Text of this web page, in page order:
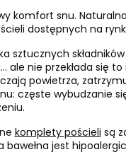
komfort snu.
dostępnych na
sztucznych
ale nie przekłada się
powietrza,
częste wybudzanie
komplety pościeli są
bawełna jest